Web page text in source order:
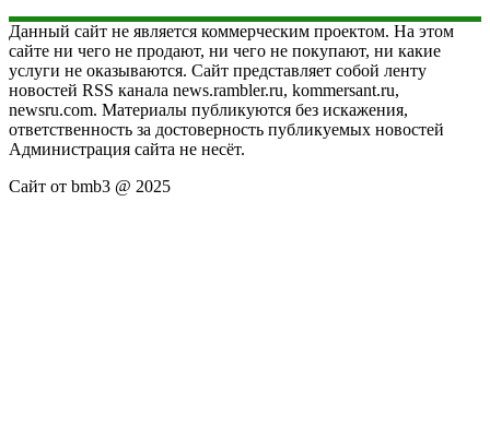
Данный сайт не является коммерческим проектом. На этом
сайте ни чего не продают, ни чего не покупают, ни какие
услуги не оказываются. Сайт представляет собой ленту
новостей RSS канала news.rambler.ru, kommersant.ru,
newsru.com. Материалы публикуются без искажения,
ответственность за достоверность публикуемых новостей
Администрация сайта не несёт.
Сайт от bmb3 @ 2025